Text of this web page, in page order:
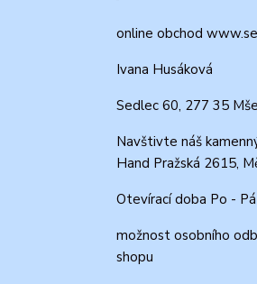
online obchod
Ivana Husáková
Sedlec 60, 277 35
Navštivte náš
Hand Pražská 2615,
Otevírací doba Po -
možnost osobního
shopu